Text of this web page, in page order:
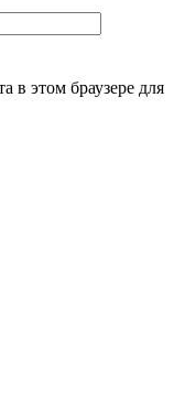
в этом браузере для